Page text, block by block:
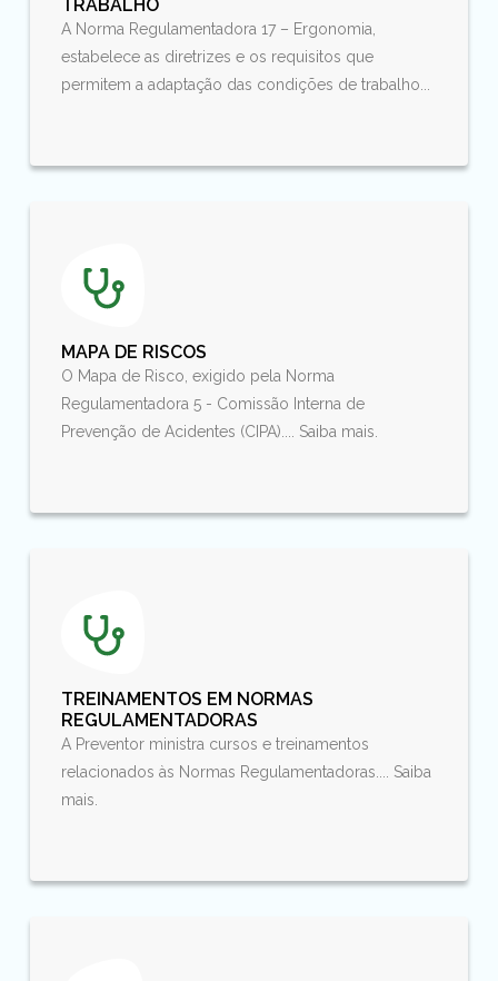
TRABALHO
A Norma Regulamentadora 17 – Ergonomia,
estabelece as diretrizes e os requisitos que
permitem a adaptação das condições de trabalho...
MAPA DE RISCOS
O Mapa de Risco, exigido pela Norma
Regulamentadora 5 - Comissão Interna de
Prevenção de Acidentes (CIPA).... Saiba mais.
TREINAMENTOS EM NORMAS
REGULAMENTADORAS
A Preventor ministra cursos e treinamentos
relacionados às Normas Regulamentadoras.... Saiba
mais.